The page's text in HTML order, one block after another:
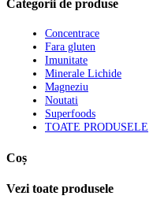
Categorii de produse
Concentrace
Fara gluten
Imunitate
Minerale Lichide
Magneziu
Noutati
Superfoods
TOATE PRODUSELE
Coș
Vezi toate produsele